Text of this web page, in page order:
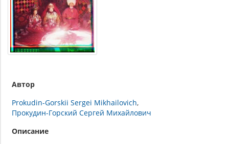
Автор
Prokudin-Gorskii Sergei Mikhailovich
Прокудин-Горский Сергей Михайлович
Описание